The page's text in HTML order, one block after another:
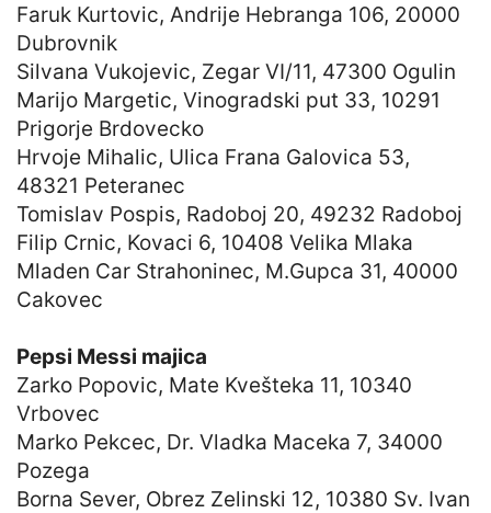
Faruk Kurtovic, Andrije Hebranga 106, 20000
Dubrovnik
Silvana Vukojevic, Zegar VI/11, 47300 Ogulin
Marijo Margetic, Vinogradski put 33, 10291
Prigorje Brdovecko
Hrvoje Mihalic, Ulica Frana Galovica 53,
48321 Peteranec
Tomislav Pospis, Radoboj 20, 49232 Radoboj
Filip Crnic, Kovaci 6, 10408 Velika Mlaka
Mladen Car Strahoninec, M.Gupca 31, 40000
Cakovec
Pepsi Messi majica
Zarko Popovic, Mate Kvešteka 11, 10340
Vrbovec
Marko Pekcec, Dr. Vladka Maceka 7, 34000
Pozega
Borna Sever, Obrez Zelinski 12, 10380 Sv. Ivan